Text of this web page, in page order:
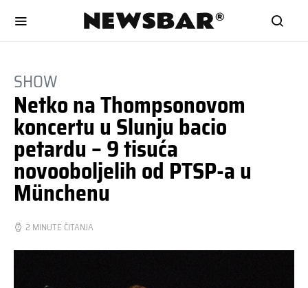
SHOW
Netko na Thompsonovom
koncertu u Slunju bacio
petardu – 9 tisuća
novooboljelih od PTSP-a u
Münchenu
2 MINUTE ČITANJA